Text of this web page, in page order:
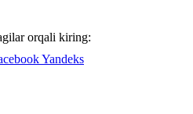
orqali kiring:
Yandeks